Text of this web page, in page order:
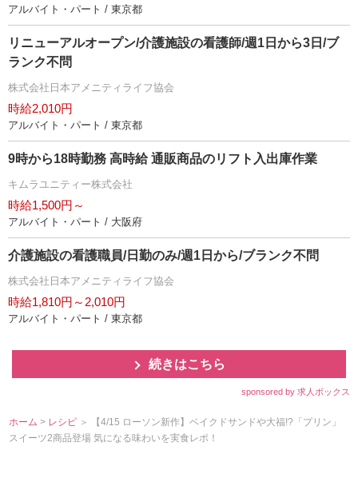
アルバイト・パート / 東京都
リニューアルオープン/介護施設の看護師/週1日から3日/ブ
ランク不問
株式会社日本アメニティライフ協会
時給2,010円
アルバイト・パート / 東京都
9時から18時勤務 高時給 通販商品のリフト入出庫作業
キムラユニティー株式会社
時給1,500円～
アルバイト・パート / 大阪府
介護施設の看護職員/日勤のみ/週1日から/ブランク不問
株式会社日本アメニティライフ協会
時給1,810円～2,010円
アルバイト・パート / 東京都
続きはこちら
sponsored by 求人ボックス
ホーム > レシピ ＞ 【4/15 ローソン新作】ベイクドサンドや大福!?「プリン」
スイーツ2商品登場 気になる味わいを実食レポ！